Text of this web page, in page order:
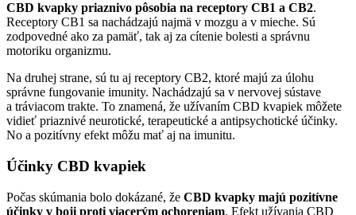
CBD kvapky priaznivo pôsobia na receptory CB1 a CB2.
Receptory CB1 sa nachádzajú najmä v mozgu a v mieche. Sú
zodpovedné ako za pamäť, tak aj za cítenie bolesti a správnu
motoriku organizmu.
Na druhej strane, sú tu aj receptory CB2, ktoré majú za úlohu
správne fungovanie imunity. Nachádzajú sa v nervovej sústave
a tráviacom trakte. To znamená, že užívaním CBD kvapiek môžete
vidieť priaznivé neurotické, terapeutické a antipsychotické účinky.
No a pozitívny efekt môžu mať aj na imunitu.
Účinky CBD kvapiek
Počas skúmania bolo dokázané, že CBD kvapky majú pozitívne
účinky v boji proti viacerým ochoreniam. Efekt užívania CBD